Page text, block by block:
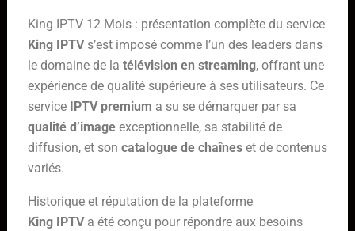
King IPTV 12 Mois : présentation complète du service
King IPTVs’est imposé comme l’un des leaders dans
le domaine de la télévision en streaming, offrant une
expérience de qualité supérieure à ses utilisateurs. Ce
service
IPTV premium a su se démarquer par sa
qualité d’imageexceptionnelle, sa stabilité de
diffusion, et son catalogue de chaîneset de contenus
variés.
Historique et réputation de la plateforme
King IPTVa été conçu pour répondre aux besoins